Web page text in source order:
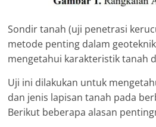
Sondir tanah (uji penetrasi
metode penting dalam
mengetahui karakteristik tanah
Uji ini dilakukan untuk
dan jenis lapisan tanah pada
Berikut beberapa alasan